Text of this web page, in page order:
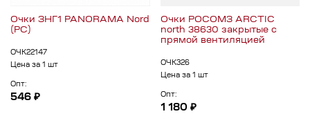
Очки ЗНГ1 PANORAMA Nord
(PC)
ОЧК22147
Цена за 1 шт
Опт:
546 ₽
Очки РОСОМЗ ARCTIC
north 38630 закрытые с
прямой вентиляцией
ОЧК326
Цена за 1 шт
Опт:
1 180 ₽